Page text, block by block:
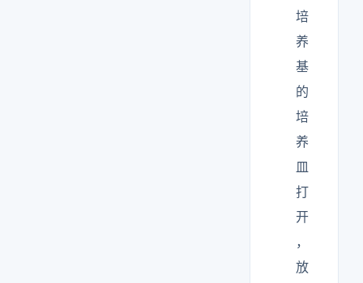
培
养
基
的
培
养
皿
打
开
，
放